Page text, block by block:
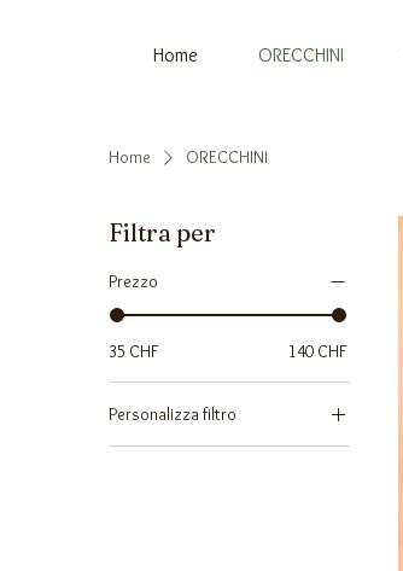
Home ORECCHINI
Home ORECCHINI
Filtra per
Prezzo
35 CHF 140 CHF
Personalizza filtro